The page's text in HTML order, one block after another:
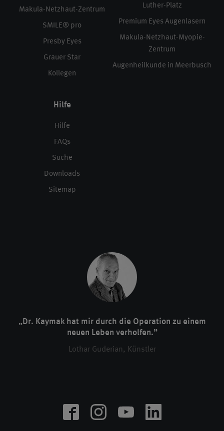
Makula-Netzhaut-Zentrum
SMILE® pro
Presby Eyes
Grauer Star
Kollegen
Luther-Platz
Premium Eyes Augenlasern
Makula-Netzhaut-Myopie-
Zentrum
Augenheilkunde in Meerbusch
Hilfe
Hilfe
FAQs
Suche
Downloads
Sitemap
„Dr. Kaymak hat mir durch die Operation zu einem
neuen Leben verholfen.”
Lothar Guderian, Künstler